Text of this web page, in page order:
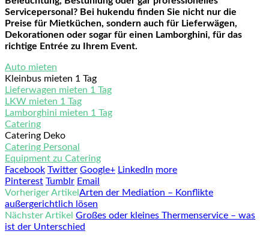
Servicepersonal? Bei hukendu finden Sie nicht nur die
Preise für Mietküchen, sondern auch für Lieferwägen,
Dekorationen oder sogar für einen Lamborghini, für das
richtige Entrée zu Ihrem Event.
Auto mieten
Kleinbus mieten 1 Tag
Lieferwagen mieten 1 Tag
LKW mieten 1 Tag
Lamborghini mieten 1 Tag
Catering
Catering Deko
Catering Personal
Equipment zu Catering
Facebook Twitter Google+ LinkedIn more
Pinterest Tumblr Email
Vorheriger Artikel Arten der Mediation – Konflikte
außergerichtlich lösen
Nächster Artikel Großes oder kleines Thermenservice – was
ist der Unterschied